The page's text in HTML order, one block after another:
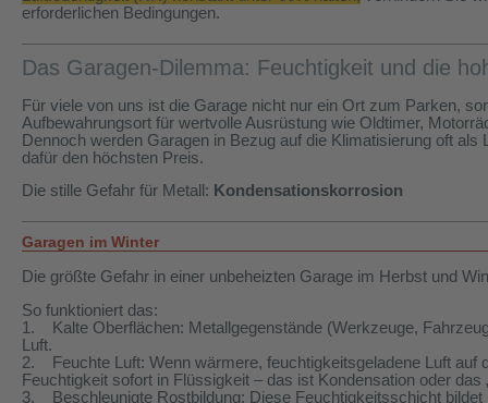
erforderlichen Bedingungen.
Das Garagen-Dilemma: Feuchtigkeit und die
Für viele von uns ist die Garage nicht nur ein Ort zum Parken,
Aufbewahrungsort für wertvolle Ausrüstung wie Oldtimer,
Dennoch werden Garagen in Bezug auf die Klimatisierung oft
dafür den höchsten Preis.
Die stille Gefahr für Metall: Kondensationskorrosion
Garagen im Winter
Die größte Gefahr in einer unbeheizten Garage im Herbst und
So funktioniert das:
1. Kalte Oberflächen: Metallgegenstände (Werkzeuge,
Luft.
2. Feuchte Luft: Wenn wärmere, feuchtigkeitsgeladene Luft auf
Feuchtigkeit sofort in Flüssigkeit – das ist Kondensation oder das
3. Beschleunigte Rostbildung: Diese Feuchtigkeitsschicht bildet